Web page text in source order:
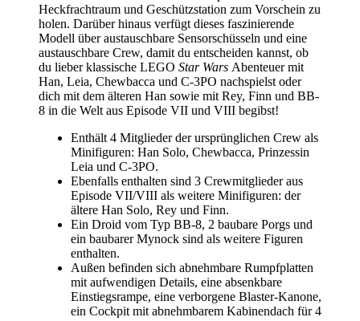
Heckfrachtraum und Geschützstation zum Vorschein zu
holen. Darüber hinaus verfügt dieses faszinierende
Modell über austauschbare Sensorschüsseln und eine
austauschbare Crew, damit du entscheiden kannst, ob
du lieber klassische LEGO Star Wars Abenteuer mit
Han, Leia, Chewbacca und C-3PO nachspielst oder
dich mit dem älteren Han sowie mit Rey, Finn und BB-
8 in die Welt aus Episode VII und VIII begibst!
Enthält 4 Mitglieder der ursprünglichen Crew als
Minifiguren: Han Solo, Chewbacca, Prinzessin
Leia und C-3PO.
Ebenfalls enthalten sind 3 Crewmitglieder aus
Episode VII/VIII als weitere Minifiguren: der
ältere Han Solo, Rey und Finn.
Ein Droid vom Typ BB-8, 2 baubare Porgs und
ein baubarer Mynock sind als weitere Figuren
enthalten.
Außen befinden sich abnehmbare Rumpfplatten
mit aufwendigen Details, eine absenkbare
Einstiegsrampe, eine verborgene Blaster-Kanone,
ein Cockpit mit abnehmbarem Kabinendach für 4